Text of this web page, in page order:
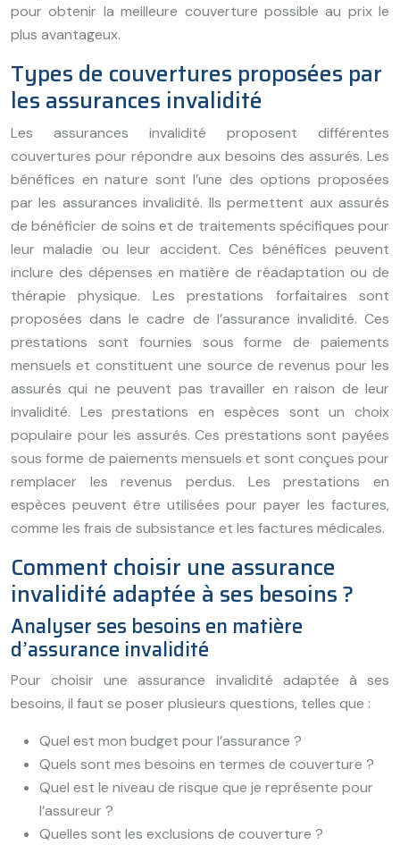
pour obtenir la meilleure couverture possible au prix le
plus avantageux.
Types de couvertures proposées par
les assurances invalidité
Les assurances invalidité proposent différentes
couvertures pour répondre aux besoins des assurés. Les
bénéfices en nature sont l’une des options proposées
par les assurances invalidité. Ils permettent aux assurés
de bénéficier de soins et de traitements spécifiques pour
leur maladie ou leur accident. Ces bénéfices peuvent
inclure des dépenses en matière de réadaptation ou de
thérapie physique. Les prestations forfaitaires sont
proposées dans le cadre de l’assurance invalidité. Ces
prestations sont fournies sous forme de paiements
mensuels et constituent une source de revenus pour les
assurés qui ne peuvent pas travailler en raison de leur
invalidité. Les prestations en espèces sont un choix
populaire pour les assurés. Ces prestations sont payées
sous forme de paiements mensuels et sont conçues pour
remplacer les revenus perdus. Les prestations en
espèces peuvent être utilisées pour payer les factures,
comme les frais de subsistance et les factures médicales.
Comment choisir une assurance
invalidité adaptée à ses besoins ?
Analyser ses besoins en matière
d’assurance invalidité
Pour choisir une assurance invalidité adaptée à ses
besoins, il faut se poser plusieurs questions, telles que :
Quel est mon budget pour l’assurance ?
Quels sont mes besoins en termes de couverture ?
Quel est le niveau de risque que je représente pour
l’assureur ?
Quelles sont les exclusions de couverture ?